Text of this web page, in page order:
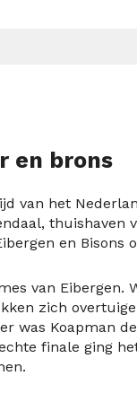
en brons
van het
thuishaven
en Bisons
van Eibergen.
zich
was Koapman
finale ging